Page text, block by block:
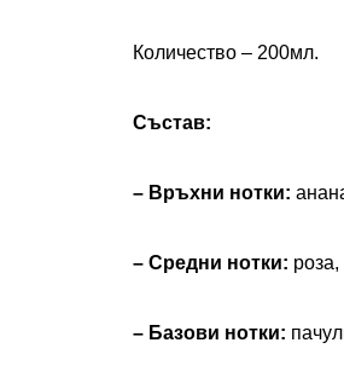
Количество – 200мл.
Състав:
– Връхни нотки:
– Средни нотки: р
– Базови нотки: п